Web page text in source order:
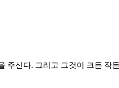
신다. 그리고 그것이 크든 작